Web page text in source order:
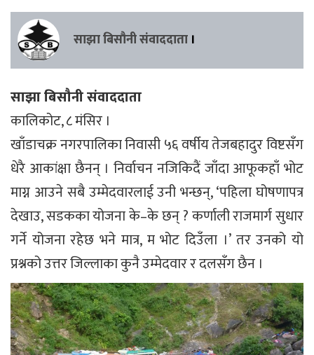
साझा बिसौनी संवाददाता ।
साझा बिसौनी संवाददाता
कालिकोट, ८ मंसिर ।
खाँडाचक्र नगरपालिका निवासी ५६ वर्षीय तेजबहादुर विष्टसँग
धेरै आकांक्षा छैनन् । निर्वाचन नजिकिदैं जाँदा आफूकहाँ भोट
माग्न आउने सबै उम्मेदवारलाई उनी भन्छन्, ‘पहिला घोषणापत्र
देखाउ, सडकका योजना के–के छन् ? कर्णाली राजमार्ग सुधार
गर्ने योजना रहेछ भने मात्र, म भोट दिउँला ।’ तर उनको यो
प्रश्नको उत्तर जिल्लाका कुनै उम्मेदवार र दलसँग छैन ।